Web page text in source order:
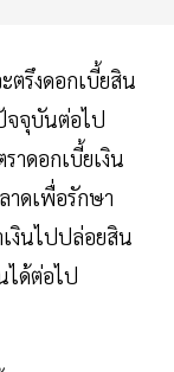
ตรึงดอกเบี้ยสิน
จจุบันต่อไป
าดอกเบี้ยเงิน
าดเพื่อรักษา
งินไปปล่อยสิน
ได้ต่อไป